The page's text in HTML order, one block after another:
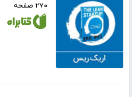
۲۷۰ صفحه